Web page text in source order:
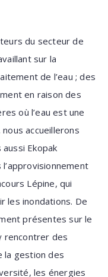
du secteur de
sur la
de l’eau ; des
en raison des
où l’eau est une
accueillerons
Ekopak
Lépine, qui
les inondations. De
présentes sur le
rencontrer des
la gestion des
les énergies